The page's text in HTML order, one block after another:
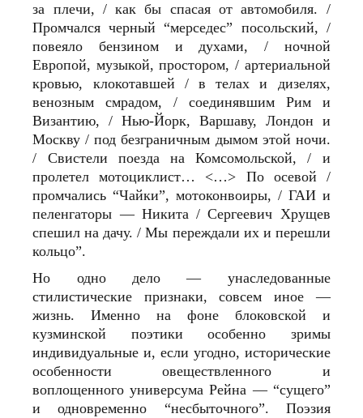
за плечи, / как бы спасая от автомобиля. /
Промчался черный “мерседес” посольский, /
повеяло бензином и духами, / ночной
Европой, музыкой, простором, / артериальной
кровью, клокотавшей / в телах и дизелях,
венозным смрадом, / соединявшим Рим и
Византию, / Нью-Йорк, Варшаву, Лондон и
Москву / под безграничным дымом этой ночи.
/ Свистели поезда на Комсомольской, / и
пролетел мотоциклист… <…> По осевой /
промчались “Чайки”, мотоконвоиры, / ГАИ и
пеленгаторы — Никита / Сергеевич Хрущев
спешил на дачу. / Мы переждали их и перешли
кольцо”.
Но одно дело — унаследованные
стилистические признаки, совсем иное —
жизнь. Именно на фоне блоковской и
кузминской поэтики особенно зримы
индивидуальные и, если угодно, исторические
особенности овеществленного и
воплощенного универсума Рейна — “сущего”
и одновременно “несбыточного”. Поэзия